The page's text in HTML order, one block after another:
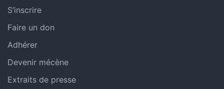
S’inscrire
Faire un don
Adhérer
Devenir mécène
Extraits de presse